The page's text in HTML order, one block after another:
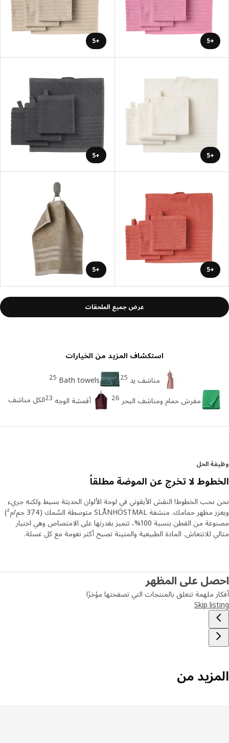
+5
+5
+5
+5
+5
+5
عرض جميع الملحقات
استكشاف المزيد من الخيارات
مناشف يد 25
Bath towels
25
مفرش حمام ومناشف البحر أقمشة الوجه 23 الكل مناشف
الحل
لا تخرج عن الموضة مطلقاً
نحب الخطوط! النقش الأيقوني في لوحة الألوان الحديثة بسيط ولكنه جريء
ويعزز مظهر حمامك. منشفة SLÅNHÖSTMAL متوسطة السُمك (374 جم/م²)
مصنوعة من القطن بنسبة 100%، تتميز بقدرتها على الامتصاص وهي اختيار
للانتعاش. المادة الطبيعية والمتينة تصبح أكثر نعومة مع كل غسلة.
على المظهر
ملهمة تتعلق بالمنتجات التي تصفحتها مؤخرًا
Skip
من